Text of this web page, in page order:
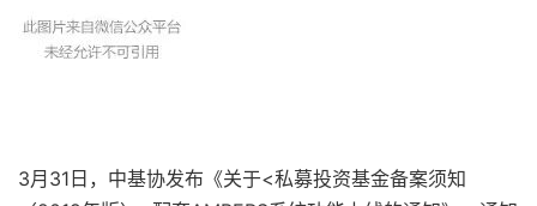
3月31日，中基协发布《关于<私募投资基金备案须知